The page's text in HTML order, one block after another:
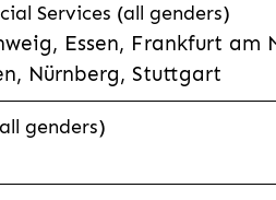
Services (all genders)
Essen, Frankfurt
Nürnberg, Stuttgart
genders)